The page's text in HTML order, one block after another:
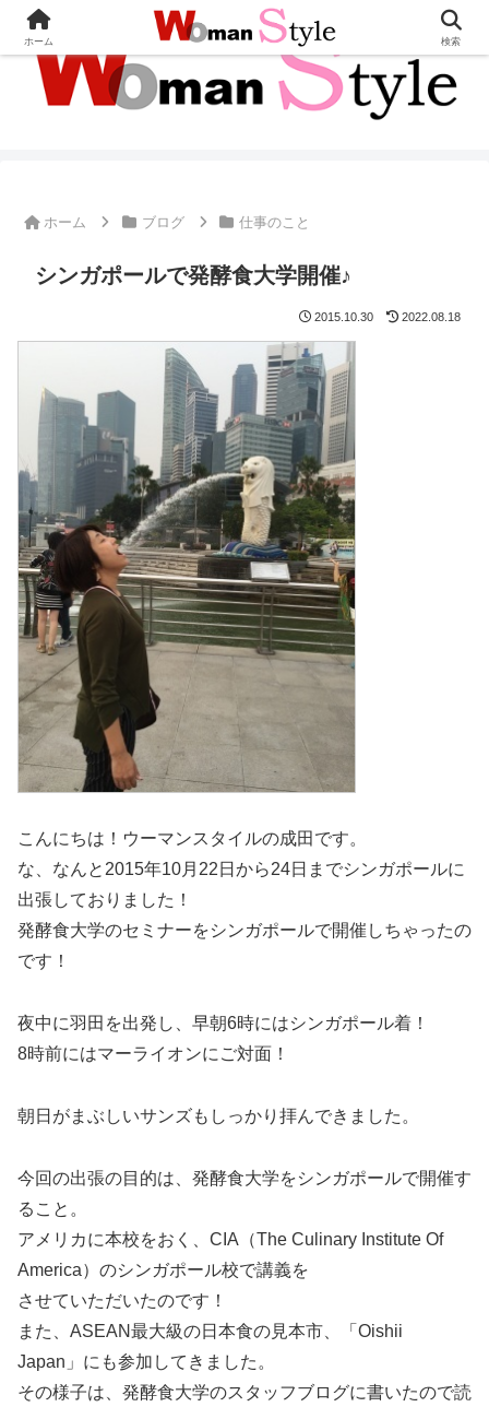
ホーム ブログ 仕事のこと
シンガポールで発酵食大学開催♪
2015.10.30 2022.08.18
こんにちは！ウーマンスタイルの成田です。
な、なんと2015年10月22日から24日までシンガポールに
出張しておりました！
発酵食大学のセミナーをシンガポールで開催しちゃったの
です！
夜中に羽田を出発し、早朝6時にはシンガポール着！
8時前にはマーライオンにご対面！
朝日がまぶしいサンズもしっかり拝んできました。
今回の出張の目的は、発酵食大学をシンガポールで開催す
ること。
アメリカに本校をおく、CIA（The Culinary Institute Of
America）のシンガポール校で講義を
させていただいたのです！
また、ASEAN最大級の日本食の見本市、「Oishii
Japan」にも参加してきました。
その様子は、発酵食大学のスタッフブログに書いたので読
ホーム 検索